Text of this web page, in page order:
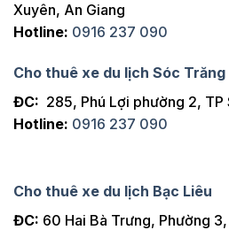
Xuyên, An Giang
Hotline: 0916 237 090
Cho thuê xe du lịch Sóc Trăng
ĐC: 285, Phú Lợi phường 2, TP
Hotline: 0916 237 090
Cho thuê xe du lịch Bạc Liêu
ĐC: 60 Hai Bà Trưng, Phường